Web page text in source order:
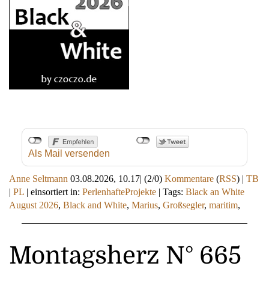
Als Mail versenden
Anne Seltmann 03.08.2026, 10.17| (2/0) Kommentare (RSS) | TB
| PL | einsortiert in: PerlenhafteProjekte | Tags: Black an White
August 2026, Black and White, Marius, Großsegler, maritim,
Montagsherz N° 665